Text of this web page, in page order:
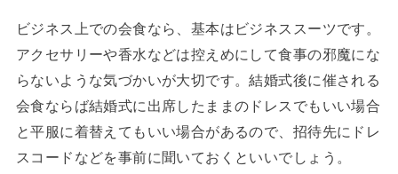
ビジネス上での会食なら、基本はビジネススーツです。
アクセサリーや香水などは控えめにして食事の邪魔にな
らないような気づかいが大切です。結婚式後に催される
会食ならば結婚式に出席したままのドレスでもいい場合
と平服に着替えてもいい場合があるので、招待先にドレ
スコードなどを事前に聞いておくといいでしょう。